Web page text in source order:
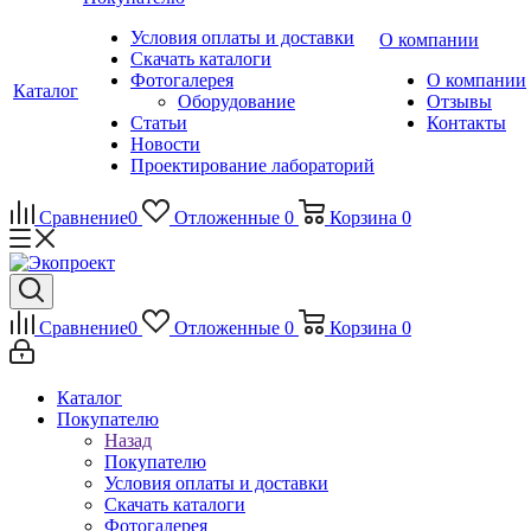
Каталог
Условия оплаты и доставки
Скачать каталоги
Фотогалерея
Оборудование
Статьи
Новости
Проектирование лабораторий
О компании
О компании
Отзывы
Контакты
Сравнение0 Отложенные 0 Корзина 0
Сравнение0 Отложенные 0 Корзина 0
Каталог
Покупателю
Назад
Покупателю
Условия оплаты и доставки
Скачать каталоги
Фотогалерея